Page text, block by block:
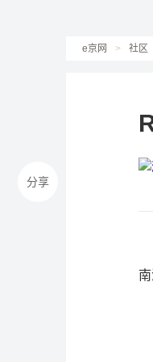
e京网 > 社区
分享